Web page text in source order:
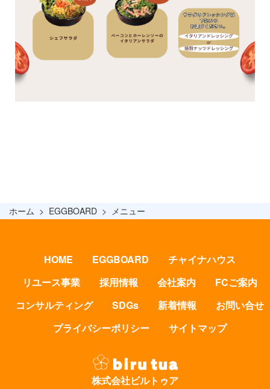
ホーム EGGBOARD メニュー
HOME EGGBOARD
チャイナハウス
リユース事業
採用情報 会社案内
FCご案内
コンサルティング
SDGs 新着情報
お問い合せ
プライバシーポリシー
サイトマップ
株式会社ビルトゥア